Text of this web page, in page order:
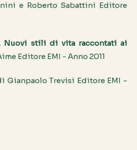
e Roberto Sabattini Editore
Nuovi stili di vita raccontati ai
Editore EMI - Anno 2011
Gianpaolo Trevisi Editore EMI -